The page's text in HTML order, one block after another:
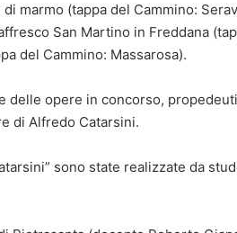
marmo (tappa del Cammino:
San Martino in Freddana
del Cammino: Massarosa).
delle opere in concorso,
di Alfredo Catarsini.
sono state realizzate da